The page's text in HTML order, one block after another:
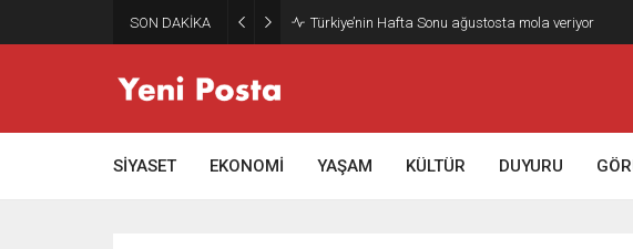
SON DAKİKA Gazze’nin geleceği: Teknokratik kontrol mü,
SİYASET EKONOMİ YAŞAM KÜLTÜR DUYURU